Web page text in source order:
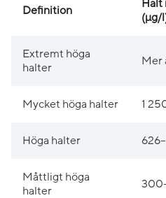
Definition
Halt
(µg/
Extremt höga
halter
Mer
Mycket höga halter 1
Höga halter
Måttligt höga
halter